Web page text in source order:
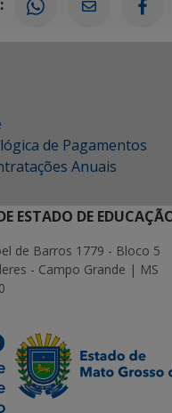
de Pagamentos
Anuais
ESTADO DE
de Barros 1779 - Bloco 5
- Campo Grande | MS